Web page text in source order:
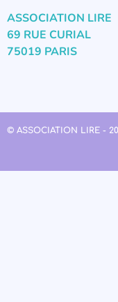
ASSOCIATION LIRE
69 RUE CURIAL
75019 PARIS
© ASSOCIATION LIRE -